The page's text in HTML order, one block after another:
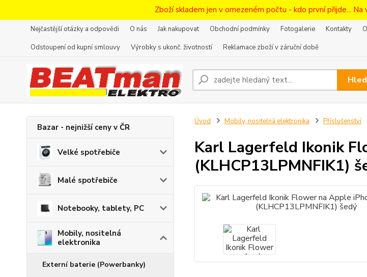
Zboží skladem jen v omezeném počtu - kdo první přijde...
Nejčastější otázky a odpovědi O nás Jak nakupovat Obchodní podmínky Fotogalerie Kontakty
Odstoupení od kupní smlouvy
Výrobky s ukonč. životností Reklamace zboží v záruční době
Bazar - nejnižší ceny v ČR
Velké spotřebiče
Malé spotřebiče
Notebooky, tablety, PC
Mobily, nositelná
elektronika
Externí baterie (Powerbanky)
Úvod Mobily, nositelná elektronika Příslušenství
Karl Lagerfeld Ikonik
(KLHCP13LPMNFIK1)